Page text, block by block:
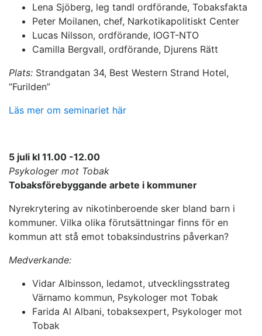
Lena Sjöberg, leg tandl ordförande, Tobaksfakta
Peter Moilanen, chef, Narkotikapolitiskt Center
Lucas Nilsson, ordförande, IOGT-NTO
Camilla Bergvall, ordförande, Djurens Rätt
Plats: Strandgatan 34, Best Western Strand Hotel,
”Furilden”
Läs mer om seminariet här
5 juli kl 11.00 -12.00
Psykologer mot Tobak
Tobaksförebyggande arbete i kommuner
Nyrekrytering av nikotinberoende sker bland barn i
kommuner. Vilka olika förutsättningar finns för en
kommun att stå emot tobaksindustrins påverkan?
Medverkande:
Vidar Albinsson, ledamot, utvecklingsstrateg
Värnamo kommun, Psykologer mot Tobak
Farida Al Albani, tobaksexpert, Psykologer mot
Tobak